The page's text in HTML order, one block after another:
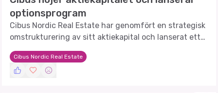
optionsprogram
Cibus Nordic Real Estate har genomfört en strategisk
omstrukturering av sitt aktiekapital och lanserat ett
nytt incitamentsprogram.
Cibus Nordic Real Estate